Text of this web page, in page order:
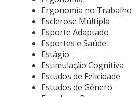
Ergonomia no Trabalho
Esclerose Múltipla
Esporte Adaptado
Esportes e Saúde
Estágio
Estimulação Cognitiva
Estudos de Felicidade
Estudos de Gênero